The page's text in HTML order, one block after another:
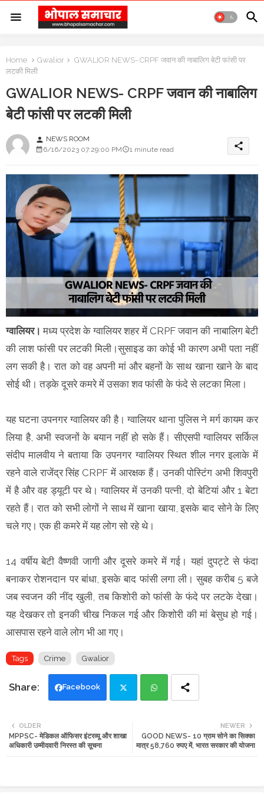
Home Gwalior
GWALIOR NEWS- CRPF जवान की नाबालिग बेटी फांसी पर
लटकी मिली
GWALIOR NEWS- CRPF जवान की नाबालिग
बेटी फांसी पर लटकी मिली
person NEWS ROOM
6/16/2023 07:29:00 PM
1 minute read share
ग्वालियर। मध्य प्रदेश के ग्वालियर शहर में CRPF जवान की नाबालिग बेटी
की लाश फांसी पर लटकी मिली।सुसाइड का कोई भी कारण अभी पता नहीं
लग सकी है। रात को वह अपनी मां और बहनों के साथ खाना खाने के बाद
सोई थी। तड़के दूसरे कमरे में उसका शव फांसी के फंदे से लटका मिला।
यह घटना उपनगर ग्वालियर की है। ग्वालियर थाना पुलिस ने मर्ग कायम कर
लिया है, अभी स्वजनों के बयान नहीं हो सके हैं। सीएसपी ग्वालियर सर्किल
संदीप मालवीय ने बताया कि उपनगर ग्वालियर स्थित शील नगर इलाके में
रहने वाले राजेंद्र सिंह CRPF में आरक्षक हैं। उनकी पोस्टिंग अभी शिवपुरी
में है और वह ड्यूटी पर थे। ग्वालियर में उनकी पत्नी, दो बेटियां और 1 बेटा
रहते हैं। रात को सभी लोगों ने साथ में खाना खाया, इसके बाद सोने के लिए
चले गए। एक ही कमरे में यह लोग सो रहे थे।
14 वर्षीय बेटी वैष्णवी जागी और दूसरे कमरे में गई। यहां दुपट्टे से फंदा
बनाकर रोशनदान पर बांधा, इसके बाद फांसी लगा ली। सुबह करीब 5 बजे
जब स्वजन की नींद खुली, तब किशोरी को फांसी के फंदे पर लटके देखा।
यह देखकर तो इनकी चीख निकल गई और किशोरी की मां बेसुध हो गई।
आसपास रहने वाले लोग भी आ गए।
Tags Crime Gwalior
Facebook
tte ats
NEWER
GOOD NEWS- 10 ग्राम सोने का सिक्का
मात्र 58,760 रुपए में, भारत सरकार की योजना
OLDER
MPPSC- मेडिकल ऑफिसर इंटरव्यू और शाखा
अधिकारी उम्मीदवारी निरस्त की सूचना